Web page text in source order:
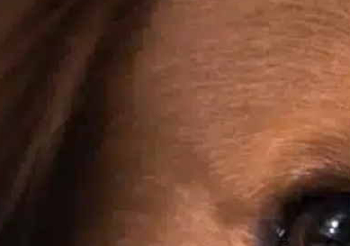
im Dunkeln schimmern sahen, haben Sie sich
Phänomen ist. Der Leuchteffekt in
Hundeaugen ist mit einer einzigartigen
Struktur verbunden, die als Tapetum lucidum
bekannt ist. Diese faszinierende Eigenschaft
macht nicht nur neugierig, sondern